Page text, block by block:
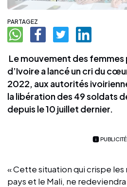
PARTAGEZ
Le mouvement des
d’Ivoire a lancé un cri du
2022, aux autorités
la libération des 49 soldats
depuis le 10 juillet dernier.
PUBLICITÉ
« Cette situation qui crispe
pays et le Mali, ne